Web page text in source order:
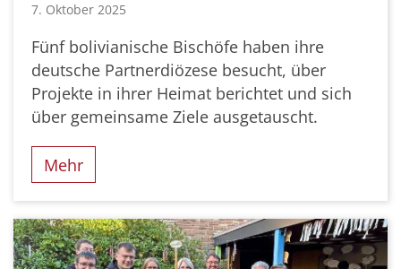
7. Oktober 2025
Fünf bolivianische Bischöfe haben ihre
deutsche Partnerdiözese besucht, über
Projekte in ihrer Heimat berichtet und sich
über gemeinsame Ziele ausgetauscht.
Mehr